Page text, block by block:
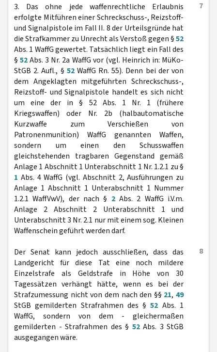
7
3. Das ohne jede waffenrechtliche Erlaubnis
erfolgte Mitführen einer Schreckschuss-, Reizstoff-
und Signalpistole im Fall II. 8 der Urteilsgründe hat
die Strafkammer zu Unrecht als Verstoß gegen §52
Abs. 1 WaffG gewertet. Tatsächlich liegt ein Fall des
§52Abs. 3 Nr. 2a WaffG vor (vgl. Heinrich in: MüKo-
StGB 2. Aufl., § 52WaffG Rn. 55). Denn bei der von
dem Angeklagten mitgeführten Schreckschuss-,
Reizstoff- und Signalpistole handelt es sich nicht
um eine der in § 52 Abs. 1 Nr. 1 (frühere
Kriegswaffen) oder Nr. 2b (halbautomatische
Kurzwaffe zum Verschießen von
Patronenmunition) WaffG genannten Waffen,
sondern um einen den Schusswaffen
gleichstehenden tragbaren Gegenstand gemäß
Anlage 1 Abschnitt 1 Unterabschnitt 1 Nr. 1.2.1 zu §
1 Abs. 4 WaffG (vgl. Abschnitt 2, Ausführungen zu
Anlage 1 Abschnitt 1 Unterabschnitt 1 Nummer
1.2.1 WaffVwV), der nach § 2Abs. 2 WaffG i.V.m.
Anlage 2 Abschnitt 2 Unterabschnitt 1 und
Unterabschnitt 3 Nr. 2.1 nur mit einem sog. Kleinen
Waffenschein geführt werden darf.
8
Der Senat kann jedoch ausschließen, dass das
Landgericht für diese Tat eine noch mildere
Einzelstrafe als Geldstrafe in Höhe von 30
Tagessätzen verhängt hätte, wenn es bei der
Strafzumessung nicht von dem nach den §§ 21, 49
StGB gemilderten Strafrahmen des §52 Abs. 1
WaffG, sondern von dem - gleichermaßen
gemilderten - Strafrahmen des § 52Abs. 3 StGB
ausgegangen wäre.